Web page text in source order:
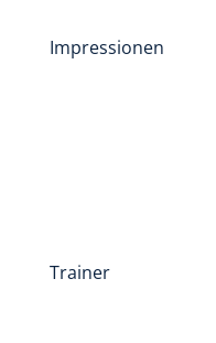
Impressionen
Trainer